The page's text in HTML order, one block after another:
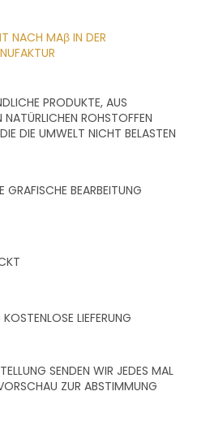
NACH MAβ IN DER
PRODUKTE, AUS
NATÜRLICHEN ROHSTOFFEN
DIE UMWELT NICHT BELASTEN
GRAFISCHE BEARBEITUNG
LIEFERUNG
SENDEN WIR JEDES MAL
ZUR ABSTIMMUNG